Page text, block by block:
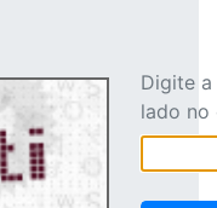
Digite
lado no